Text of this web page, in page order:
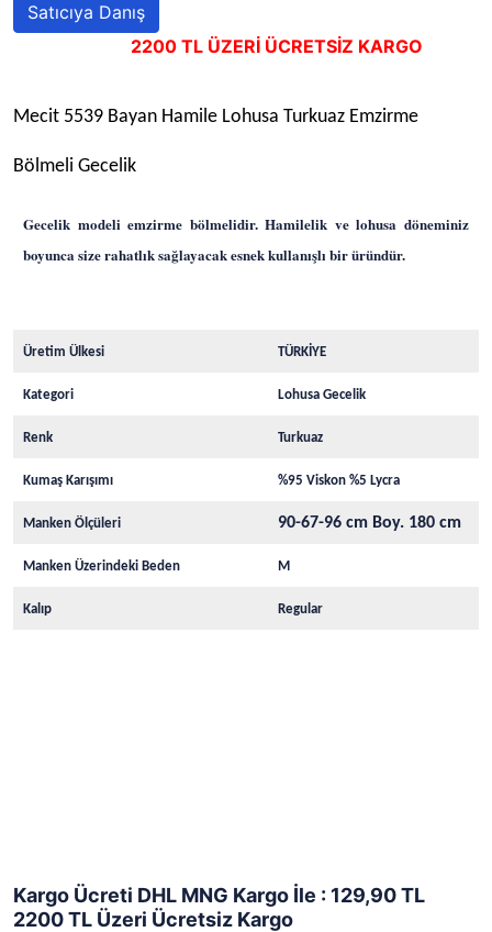
Satıcıya Danış
2200 TL ÜZERİ ÜCRETSİZ KARGO
Mecit 5539 Bayan Hamile Lohusa Turkuaz Emzirme
Bölmeli Gecelik
Gecelik modeli emzirme bölmelidir. Hamilelik ve lohusa döneminiz
boyunca size rahatlık sağlayacak esnek kullanışlı bir üründür.
Üretim Ülkesi TÜRKİYE
Kategori Lohusa Gecelik
Renk Turkuaz
Kumaş Karışımı %95 Viskon %5 Lycra
Manken Ölçüleri 90-67-96 cm Boy. 180 cm
Manken Üzerindeki Beden M
Kalıp Regular
Kargo Ücreti DHL MNG Kargo İle : 129,90 TL
2200 TL Üzeri Ücretsiz Kargo